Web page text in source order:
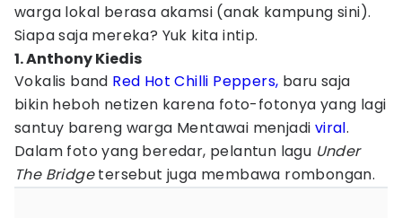
warga lokal berasa akamsi (anak kampung sini).
Siapa saja mereka? Yuk kita intip.
1. Anthony Kiedis
Vokalis band Red Hot Chilli Peppers, baru saja
bikin heboh netizen karena foto-fotonya yang lagi
santuy bareng warga Mentawai menjadi viral.
Dalam foto yang beredar, pelantun lagu Under
The Bridgetersebut juga membawa rombongan.